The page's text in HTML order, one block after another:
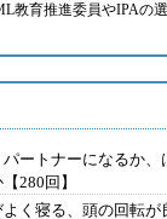
教育推進委員やIPAの
ートナーになるか、
280回】
く寝る、頭の回転が